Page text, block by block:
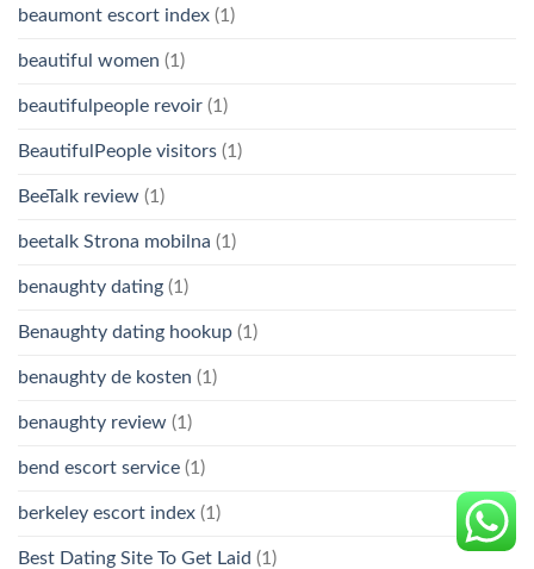
beaumont escort index (1)
beautiful women (1)
beautifulpeople revoir (1)
BeautifulPeople visitors (1)
BeeTalk review (1)
beetalk Strona mobilna (1)
benaughty dating (1)
Benaughty dating hookup (1)
benaughty de kosten (1)
benaughty review (1)
bend escort service (1)
berkeley escort index (1)
Best Dating Site To Get Laid (1)